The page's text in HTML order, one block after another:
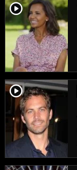
player2
player2